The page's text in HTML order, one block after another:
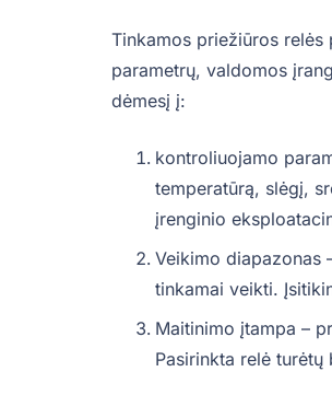
Tinkamos priežiūros
parametrų, valdomos
dėmesį į:
kontroliuojamo
temperatūrą, slėgį,
įrenginio
Veikimo diapazonas
tinkamai veikti.
Maitinimo įtampa –
Pasirinkta relė